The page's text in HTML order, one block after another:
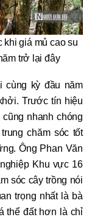
khi giá mủ cao su
trở lại đây
cùng kỳ đầu năm
Trước tín hiệu
nhanh chóng
chăm sóc tốt
Ông Phan Văn
Khu vực 16
sóc cây trồng nói
trọng nhất là bà
thể đất hơn là chỉ